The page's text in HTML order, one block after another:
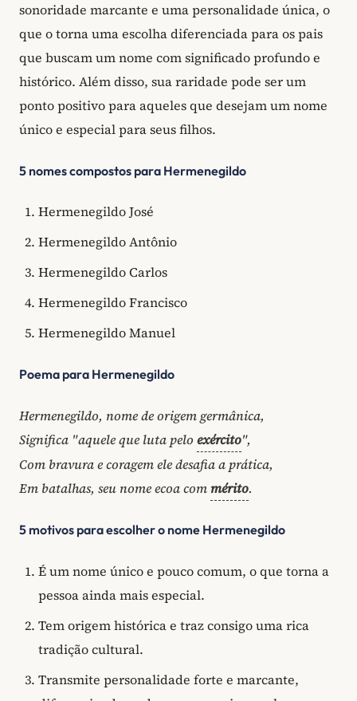
sonoridade marcante e uma personalidade única, o
que o torna uma escolha diferenciada para os pais
que buscam um nome com significado profundo e
histórico. Além disso, sua raridade pode ser um
ponto positivo para aqueles que desejam um nome
único e especial para seus filhos.
5 nomes compostos para Hermenegildo
Hermenegildo José
Hermenegildo Antônio
Hermenegildo Carlos
Hermenegildo Francisco
Hermenegildo Manuel
Poema para Hermenegildo
Hermenegildo, nome de origem germânica,
Significa "aquele que luta pelo exército",
Com bravura e coragem ele desafia a prática,
Em batalhas, seu nome ecoa com mérito.
5 motivos para escolher o nome Hermenegildo
É um nome único e pouco comum, o que torna a
pessoa ainda mais especial.
Tem origem histórica e traz consigo uma rica
tradição cultural.
Transmite personalidade forte e marcante,